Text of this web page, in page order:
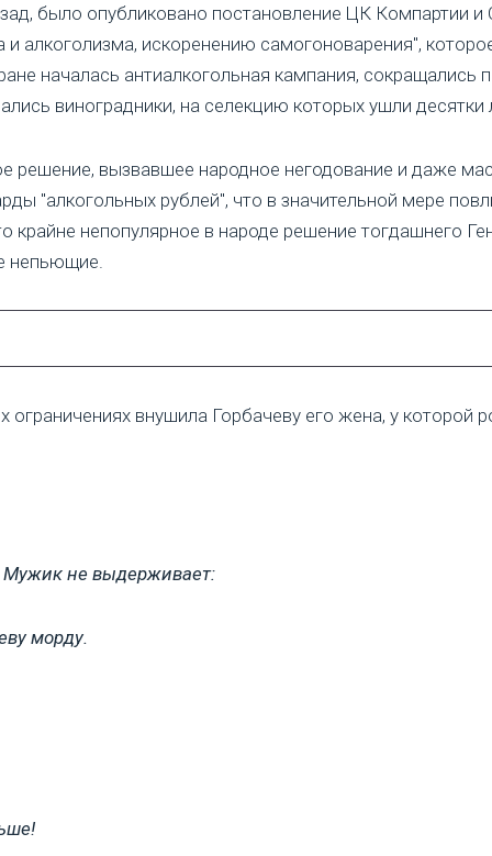
было опубликовано постановление ЦК Компартии
алкоголизма, искоренению самогоноварения",
началась антиалкогольная кампания,
виноградники, на селекцию которых ушли десятки
решение, вызвавшее народное негодование и даже
"алкогольных рублей", что в значительной мере
крайне непопулярное в народе решение тогдашнего
непьющие.
внушила Горбачеву его жена, у которой
не выдерживает:
морду.